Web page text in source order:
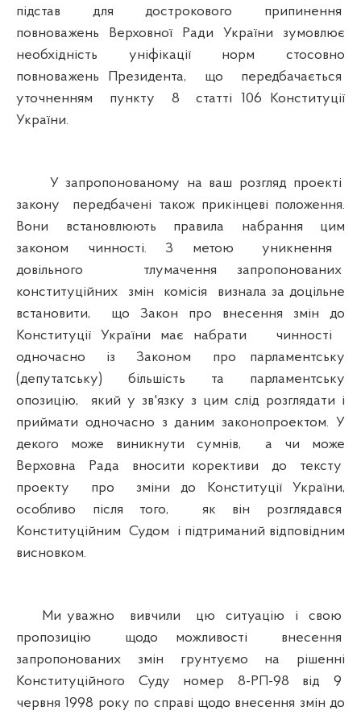
підстав для дострокового припинення
повноважень Верховної Ради України зумовлює
необхідність уніфікації норм стосовно
повноважень Президента, що передбачається
уточненням пункту 8 статті 106 Конституції
України.
У запропонованому на ваш розгляд проекті
закону передбачені також прикінцеві положення.
Вони встановлюють правила набрання цим
законом чинності. З метою уникнення
довільного тлумачення запропонованих
конституційних змін комісія визнала за доцільне
встановити, що Закон про внесення змін до
Конституції України має набрати чинності
одночасно із Законом про парламентську
(депутатську) більшість та парламентську
опозицію, який у зв'язку з цим слід розглядати і
приймати одночасно з даним законопроектом. У
декого може виникнути сумнів, а чи може
Верховна Рада вносити корективи до тексту
проекту про зміни до Конституції України,
особливо після того, як він розглядався
Конституційним Судом і підтриманий відповідним
висновком.
Ми уважно вивчили цю ситуацію і свою
пропозицію щодо можливості внесення
запропонованих змін грунтуємо на рішенні
Конституційного Суду номер 8-РП-98 від 9
червня 1998 року по справі щодо внесення змін до